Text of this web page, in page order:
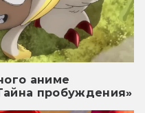
аниме
пробуждения»